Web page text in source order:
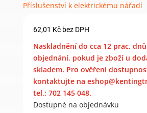
Příslušenství k elektrickému nářadí
62,01 Kč bez DPH
Naskladnění do cca 12 prac.
objednání, pokud je zboží u
skladem. Pro ověření
kontaktujte na
tel.: 702 145 048.
Dostupné na objednávku